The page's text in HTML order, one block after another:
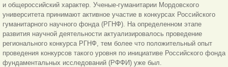
и общероссийский характер. Ученые-гуманитарии Мордовского
университета принимают активное участие в конкурсах Российского
гуманитарного научного фонда (РГНФ). На определенном этапе
развития научной деятельности актуализировалось проведение
регионального конкурса РГНФ, тем более что положительный опыт
проведения конкурсов такого уровня по инициативе Российского фонда
фундаментальных исследований (РФФИ) уже был.